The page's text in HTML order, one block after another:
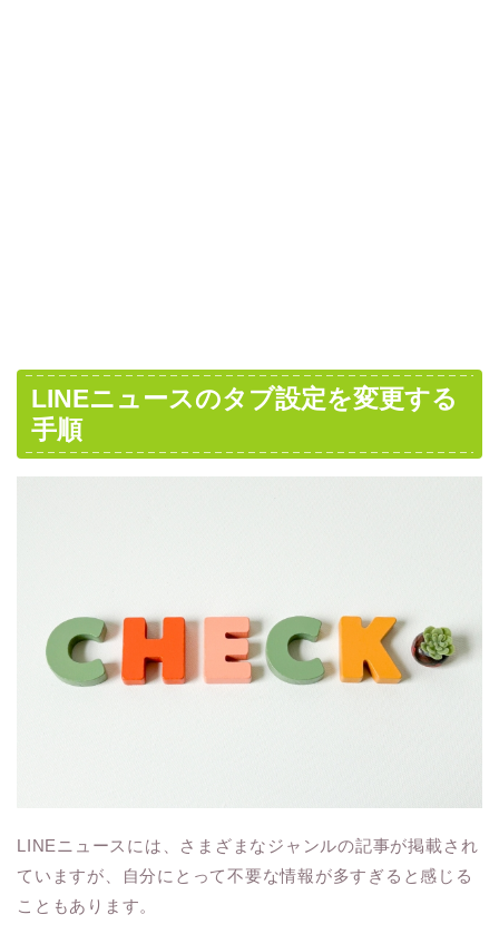
LINEニュースのタブ設定を変更する
手順
LINEニュースには、さまざまなジャンルの記事が掲載され
ていますが、自分にとって不要な情報が多すぎると感じる
こともあります。